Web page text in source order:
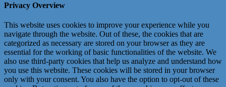
Privacy Overview
This website uses cookies to improve your experience while you
navigate through the website. Out of these, the cookies that are
categorized as necessary are stored on your browser as they are
essential for the working of basic functionalities of the website. We
also use third-party cookies that help us analyze and understand how
you use this website. These cookies will be stored in your browser
only with your consent. You also have the option to opt-out of these